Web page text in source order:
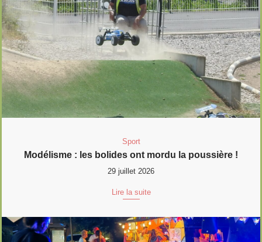
Sport
Modélisme : les bolides ont mordu la poussière !
29 juillet 2026
Lire la suite